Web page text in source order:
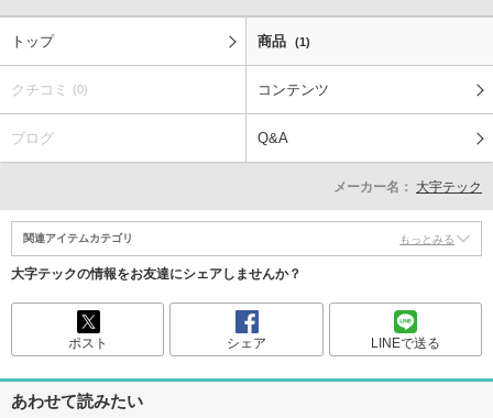
トップ 商品 (1)
クチコミ (0) コンテンツ
ブログ Q&A
メーカー名： 大宇テック
関連アイテムカテゴリ もっとみる
大字テックの情報をお友達にシェアしませんか？
ポスト シェア LINEで送る
あわせて読みたい